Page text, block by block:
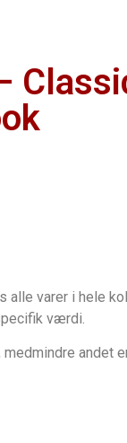
alle varer i hele
værdi.
andet